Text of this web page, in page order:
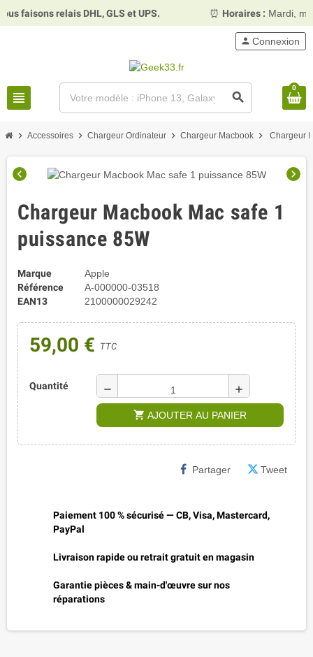
relais DHL, GLS et UPS. Horaires : Mardi, mercredi et
view_headline search
person Connexion
0
chevron_right Accessoires chevron_right Chargeur Ordinateur chevron_right Chargeur Macbook chevron_right Chargeur
chevron_left chevron_right
Chargeur Macbook Mac safe 1
puissance 85W
Marque
Apple
Référence
A-000000-03518
EAN13
2100000029242
59,00 € TTC
Quantité remove add
shopping_cart AJOUTER AU PANIER
Partager Tweet
Paiement 100 % sécurisé — CB, Visa, Mastercard,
PayPal
Livraison rapide ou retrait gratuit en magasin
Garantie pièces & main-d'œuvre sur nos
réparations